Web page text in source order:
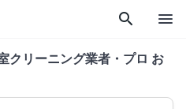
search menu
クリーニング業者・プロ お